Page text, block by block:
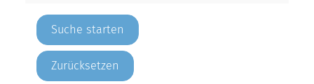
Zurücksetzen